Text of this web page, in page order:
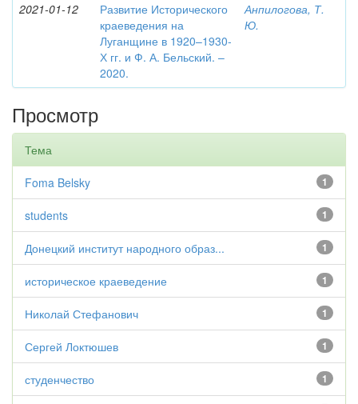
2021-01-12
Развитие Исторического
краеведения на
Луганщине в 1920–1930-
Х гг. и Ф. А. Бельский. –
2020.
Анпилогова, Т.
Ю.
Просмотр
Тема
1
Foma Belsky
1
students
1
Донецкий институт народного образ...
1
историческое краеведение
1
Николай Стефанович
1
Сергей Локтюшев
1
студенчество